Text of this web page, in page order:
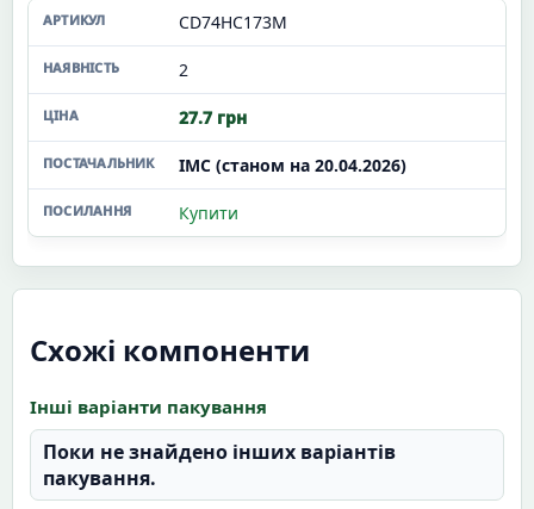
CD74HC173M
2
27.7 грн
ІМС (станом на 20.04.2026)
Купити
Схожі компоненти
Інші варіанти пакування
Поки не знайдено інших варіантів
пакування.